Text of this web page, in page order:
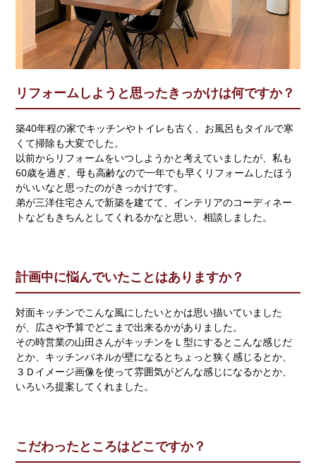
コラム
調査ご依頼
資料請求
お問い合わせ
リフォームしようと思ったきっかけは何ですか？
築40年程の家でキッチンやトイレも古く、お風呂もタイルで寒
くて掃除も大変でした。
以前からリフォームをいつしようかと考えていましたが、私も
60歳を過ぎ、母も高齢なので一年でも早くリフォームしたほう
がいいなと思ったのがきっかけです。
弟が三洋住宅さんで新築を建てて、インテリアのコーディネー
トなどもきちんとしてくれるかなと思い、相談しました。
計画中に悩んでいたことはありますか？
対面キッチンでこんな風にしたいとかは思い描いていました
が、広さや予算でどこまで出来るかがありました。
その時営業の山田さんがキッチンをＬ型にするとこんな感じだ
とか、キッチンパネルが壁になるとちょっと狭く感じるとか、
３Ｄイメージ画像を使って雰囲気がどんな感じになるかとか、
いろいろ提案してくれました。
こだわったところはどこですか？